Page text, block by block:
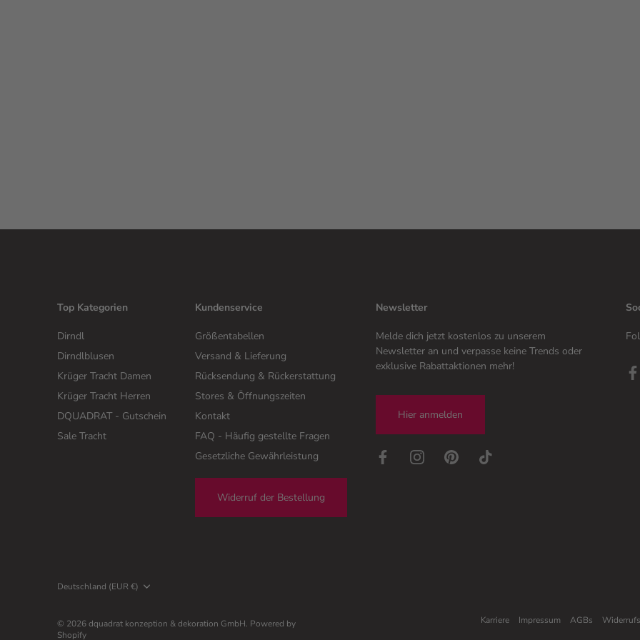
Top Kategorien
Dirndl
Dirndlblusen
Krüger Tracht Damen
Krüger Tracht Herren
DQUADRAT - Gutschein
Sale Tracht
Kundenservice
Größentabellen
Versand & Lieferung
Rücksendung & Rückerstattung
Stores & Öffnungszeiten
Kontakt
FAQ - Häufig gestellte Fragen
Gesetzliche Gewährleistung
Widerruf der Bestellung
Newsletter
Melde dich jetzt kostenlos zu unserem
Newsletter an und verpasse keine Trends oder
exklusive Rabattaktionen mehr!
Hier anmelden
Karriere Impressum AGBs
Währung
Deutschland (EUR €)
© 2026dquadrat konzeption & dekoration GmbH. Powered by
Shopify